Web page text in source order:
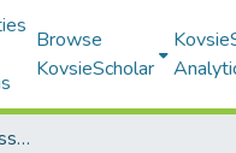
Browse
KovsieScholar
Electronic Theses and Dissertations